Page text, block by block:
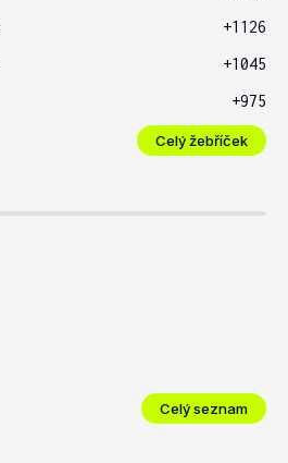
+1126
+1045
+975
Celý žebříček
Celý seznam